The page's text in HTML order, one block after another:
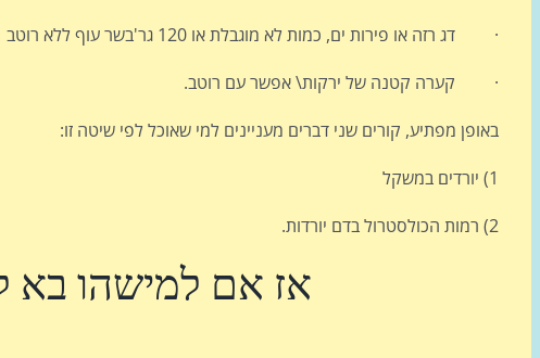
· דג רזה או פירות ים, כמות לא מוגבלת או 120 גר'בשר עוף ללא רוטב
· קערה קטנה של ירקות\ אפשר עם רוטב.
באופן מפתיע, קורים שני דברים מעניינים למי שאוכל לפי שיטה זו:
1) יורדים במשקל
2) רמות הכולסטרול בדם יורדות.
אז אם למישהו בא